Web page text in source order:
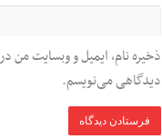
ذخیره نام، ایمیل و وبسایت من
دیدگاهی می‌نویسم.